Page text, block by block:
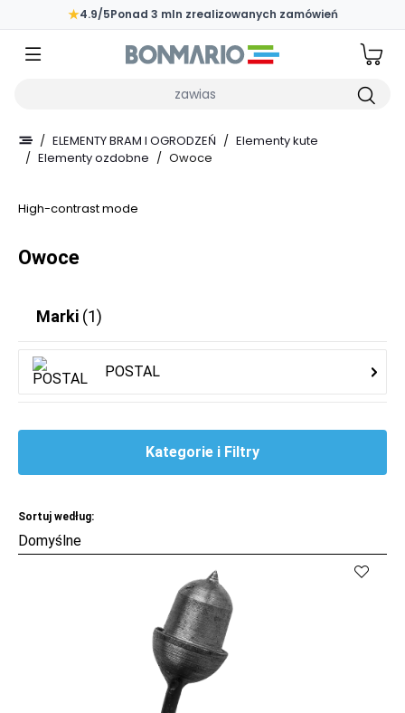
Przejdź do głównej zawartości strony
★4.9/5Ponad 3 mln zrealizowanych zamówień
/ ELEMENTY BRAM I OGRODZEŃ / Elementy kute
/ Elementy ozdobne / Owoce
High-contrast mode
Owoce
Marki (1)
POSTAL
Kategorie i Filtry
Sortuj według: